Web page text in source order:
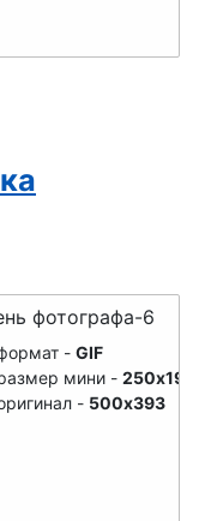
фотографа-6
- GIF
мини - 250x197
- 500x393